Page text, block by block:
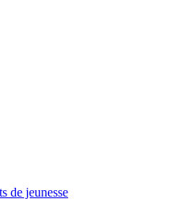
de jeunesse